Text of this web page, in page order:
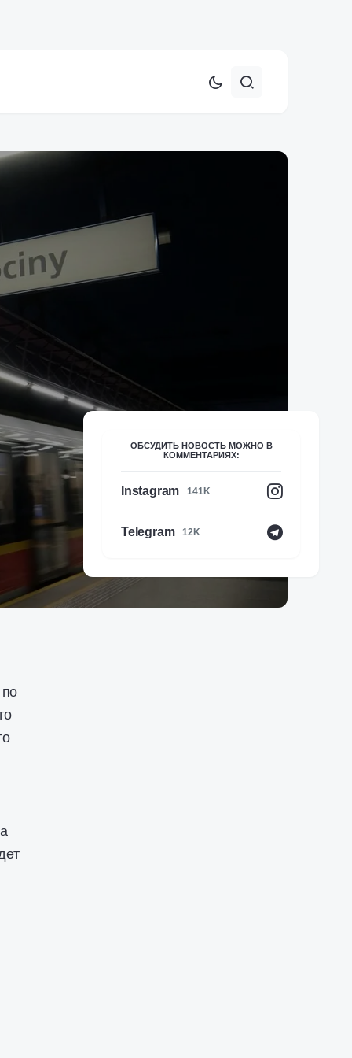
ОБСУДИТЬ НОВОСТЬ МОЖНО В
КОММЕНТАРИЯХ:
Instagram 141K
Telegram 12K